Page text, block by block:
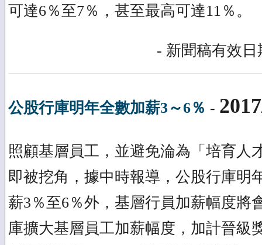
可達6％至7％，甚至最高可達11％。
- 新聞稿有效日
公股行庫明年全數加薪3～6％ -
照顧基層員工，並避免淪為「培育人
即被挖角，據中時報導，公股行庫明
薪3％至6％外，基層行員加薪幅度將
庫擴大基層員工加薪幅度，加計晉級